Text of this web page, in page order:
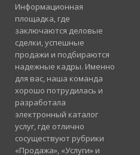
Информационная
площадка, где
заключаются деловые
сделки, успешные
продажи и подбираются
надежные кадры. Именно
для вас, наша команда
хорошо потрудилась и
разработала
электронный каталог
услуг, где отлично
сосуществуют рубрики
«Продажа», «Услуги» и